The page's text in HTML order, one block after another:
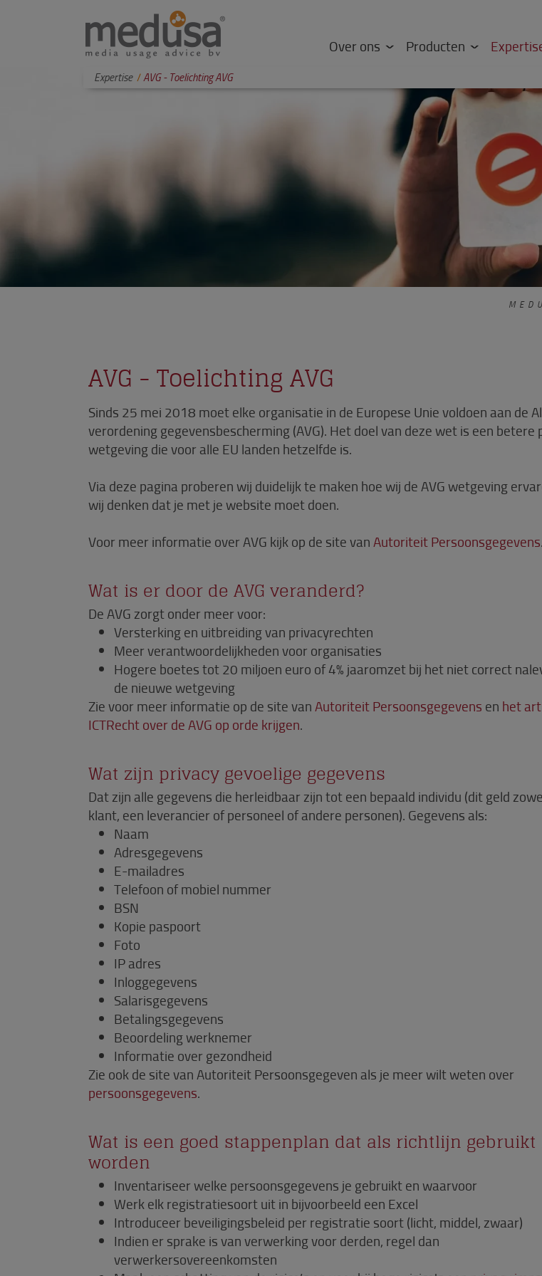
Over ons Producten
Expertise AVG - Toelichting AVG
AVG - Toelichting AVG
Sinds 25 mei 2018 moet elke organisatie in de Europese Unie voldoen aan de
verordening gegevensbescherming (AVG). Het doel van deze wet is een betere
wetgeving die voor alle EU landen hetzelfde is.
Via deze pagina proberen wij duidelijk te maken hoe wij de AVG wetgeving
wij denken dat je met je website moet doen.
Voor meer informatie over AVG kijk op de site vanAutoriteit Persoonsgegevens.
Wat is er door de AVG veranderd?
De AVG zorgt onder meer voor:
Versterking en uitbreiding van privacyrechten
Meer verantwoordelijkheden voor organisaties
Hogere boetes tot 20 miljoen euro of 4% jaaromzet bij het niet correct
de nieuwe wetgeving
Zie voor meer informatie op de site vanAutoriteit Persoonsgegevens en het
ICTRecht over de AVG op orde krijgen.
Wat zijn privacy gevoelige gegevens
Dat zijn alle gegevens die herleidbaar zijn tot een bepaald individu (dit geld
klant, een leverancier of personeel of andere personen). Gegevens als:
Naam
Adresgegevens
E-mailadres
Telefoon of mobiel nummer
BSN
Kopie paspoort
Foto
IP adres
Inloggegevens
Salarisgegevens
Betalingsgegevens
Beoordeling werknemer
Informatie over gezondheid
Zie ook de site van Autoriteit Persoonsgegeven als je meer wilt weten over
persoonsgegevens.
Wat is een goed stappenplan dat als richtlijn gebruikt
worden
Inventariseer welke persoonsgegevens je gebruikt en waarvoor
Werk elk registratiesoort uit in bijvoorbeeld een Excel
Introduceer beveiligingsbeleid per registratie soort (licht, middel, zwaar)
Indien er sprake is van verwerking voor derden, regel dan
verwerkersovereenkomsten